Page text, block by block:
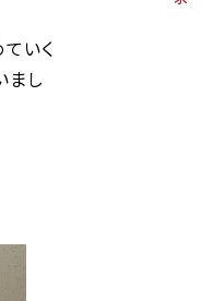
いく
まし